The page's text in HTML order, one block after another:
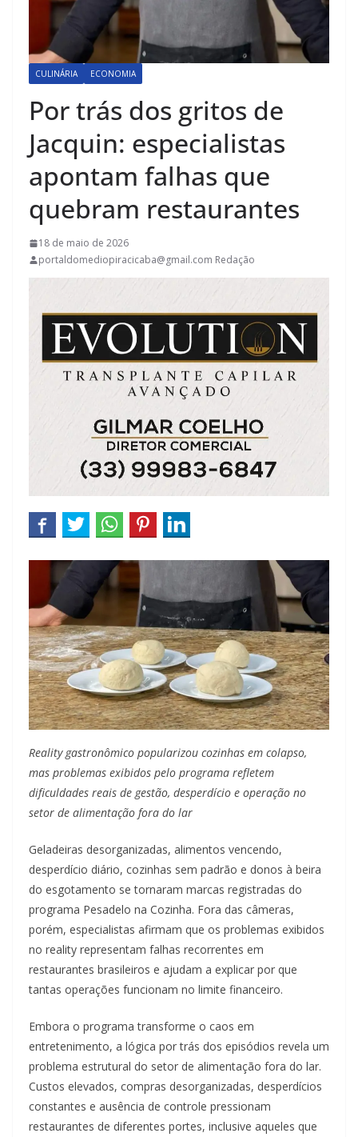
CULINÁRIA ECONOMIA
Por trás dos gritos de
Jacquin: especialistas
apontam falhas que
quebram restaurantes
18 de maio de 2026
portaldomediopiracicaba@gmail.com Redação
Reality gastronômico popularizou cozinhas em colapso,
mas problemas exibidos pelo programa refletem
dificuldades reais de gestão, desperdício e operação no
setor de alimentação fora do lar
Geladeiras desorganizadas, alimentos vencendo,
desperdício diário, cozinhas sem padrão e donos à beira
do esgotamento se tornaram marcas registradas do
programa Pesadelo na Cozinha. Fora das câmeras,
porém, especialistas afirmam que os problemas exibidos
no reality representam falhas recorrentes em
restaurantes brasileiros e ajudam a explicar por que
tantas operações funcionam no limite financeiro.
Embora o programa transforme o caos em
entretenimento, a lógica por trás dos episódios revela um
problema estrutural do setor de alimentação fora do lar.
Custos elevados, compras desorganizadas, desperdícios
constantes e ausência de controle pressionam
restaurantes de diferentes portes, inclusive aqueles que